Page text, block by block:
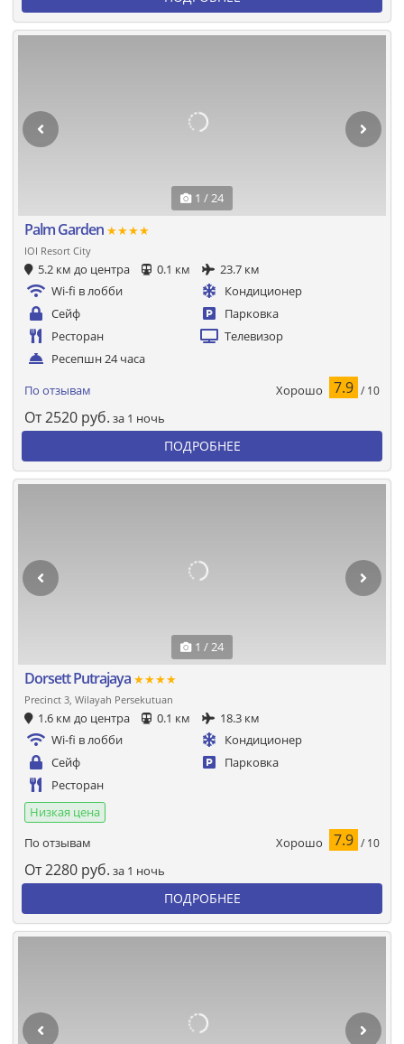
1 / 24
Palm Garden ★★★★
IOI Resort City
5.2 км до центра 0.1 км
23.7 км
Wi-fi в лобби
Кондиционер
Сейф
Парковка
Ресторан
Телевизор
Ресепшн 24 часа
По отзывам Хорошо 7.9 / 10
От2520 руб. за 1 ночь
ПОДРОБНЕЕ
1 / 24
Dorsett Putrajaya ★★★★
Precinct 3, Wilayah Persekutuan
1.6 км до центра 0.1 км
18.3 км
Wi-fi в лобби
Кондиционер
Сейф
Парковка
Ресторан
Низкая цена
По отзывам
Хорошо 7.9 / 10
От2280 руб. за 1 ночь
ПОДРОБНЕЕ